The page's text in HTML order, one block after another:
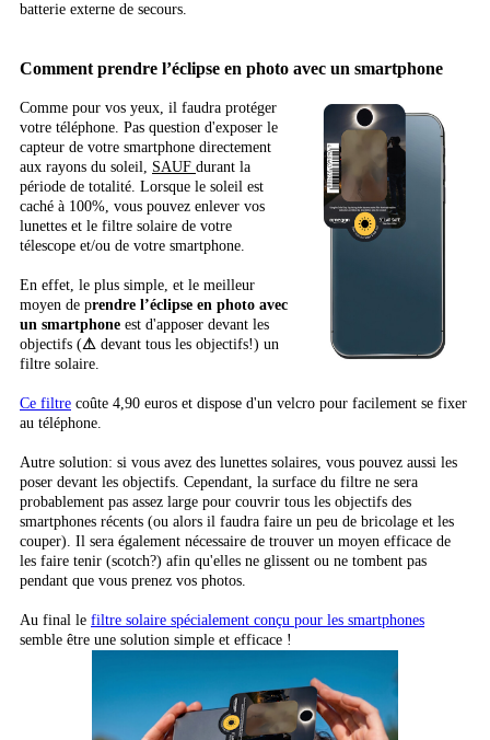
batterie externe de secours.
Comment prendre l’éclipse en photo avec un smartphone
Comme pour vos yeux, il faudra protéger
votre téléphone. Pas question d'exposer le
capteur de votre smartphone directement
aux rayons du soleil, SAUF durant la
période de totalité. Lorsque le soleil est
caché à 100%, vous pouvez enlever vos
lunettes et le filtre solaire de votre
télescope et/ou de votre smartphone.
En effet, le plus simple, et le meilleur
moyen de prendre l’éclipse en photo avec
un smartphone est d'apposer devant les
objectifs (⚠ devant tous les objectifs!) un
filtre solaire.
Ce filtre coûte 4,90 euros et dispose d'un velcro pour facilement se fixer
au téléphone.
Autre solution: si vous avez des lunettes solaires, vous pouvez aussi les
poser devant les objectifs. Cependant, la surface du filtre ne sera
probablement pas assez large pour couvrir tous les objectifs des
smartphones récents (ou alors il faudra faire un peu de bricolage et les
couper). Il sera également nécessaire de trouver un moyen efficace de
les faire tenir (scotch?) afin qu'elles ne glissent ou ne tombent pas
pendant que vous prenez vos photos.
Au final le filtre solaire spécialement conçu pour les smartphones
semble être une solution simple et efficace !